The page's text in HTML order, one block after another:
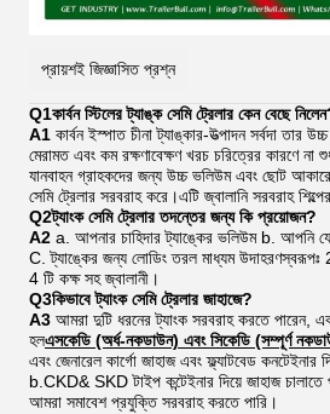
প্রায়শই জিজ্ঞাসিত প্রশ্ন
Q1কার্বন স্টিলের ট্যাঙ্ক সেমি ট্রেলার কেন বেছে
A1 কার্বন ইস্পাত চীনা ট্যাঙ্কার-উত্পাদন সর্বদা তার
মেরামত এবং কম রক্ষণাবেক্ষণ খরচ চরিত্রের কারণে না
যানবাহন গ্রাহকদের জন্য উচ্চ ভলিউম এবং ছোট
সেমি ট্রেলার সরবরাহ করে।এটি জ্বালানি সরবরাহ
Q2ট্যাংক সেমি ট্রেলার তদন্তের জন্য কি প্রয়োজন?
A2 a. আপনার চাহিদার ট্যাঙ্কের ভলিউম b. আপনি
C. ট্যাঙ্কের জন্য লোডিং তরল মাধ্যম উদাহরণস্বরূপঃ
4 টি কক্ষ সহ জ্বালানী।
Q3কিভাবে ট্যাংক সেমি ট্রেলার জাহাজে?
A3 আমরা দুটি ধরনের ট্যাংক সরবরাহ করতে পারেন,
হলএসকেডি (অর্ধ-নকডাউন) এবং সিকেডি (সম্পূর্ণ
এবং জেনারেল কার্গো জাহাজ এবং ফ্ল্যাটবেড কনটেইনার
b.CKD& SKD টাইপ কন্টেইনার দিয়ে জাহাজ চালাতে
আমরা সমাবেশ প্রযুক্তি সরবরাহ করতে পারি।